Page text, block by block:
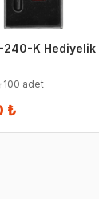
240-K Hediyelik
100 adet
₺